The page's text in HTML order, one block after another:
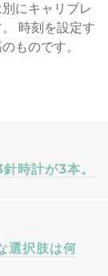
にキャリブレ
時刻を設定す
ものです。
時計が3本。
選択肢は何